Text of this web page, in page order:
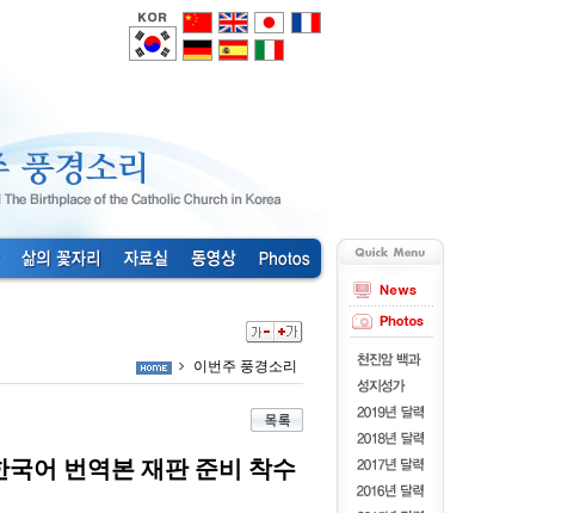
이번주 풍경소리
어 번역본 재판 준비 착수